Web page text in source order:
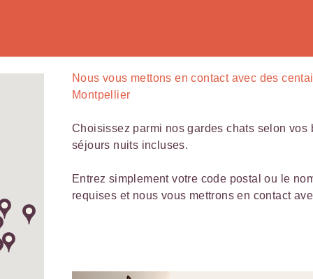
Nous vous mettons en contact avec des
Montpellier
Choisissez parmi nos gardes chats selon
séjours nuits incluses.
Entrez simplement votre code postal ou le
requises et nous vous mettrons en contact